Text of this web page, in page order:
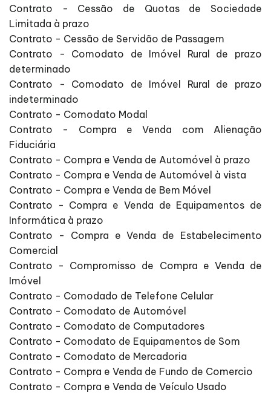
Contrato - Cessão de Quotas de Sociedade
Limitada à prazo
Contrato - Cessão de Servidão de Passagem
Contrato - Comodato de Imóvel Rural de prazo
determinado
Contrato - Comodato de Imóvel Rural de prazo
indeterminado
Contrato - Comodato Modal
Contrato - Compra e Venda com Alienação
Fiduciária
Contrato - Compra e Venda de Automóvel à prazo
Contrato - Compra e Venda de Automóvel à vista
Contrato - Compra e Venda de Bem Móvel
Contrato - Compra e Venda de Equipamentos de
Informática à prazo
Contrato - Compra e Venda de Estabelecimento
Comercial
Contrato - Compromisso de Compra e Venda de
Imóvel
Contrato - Comodado de Telefone Celular
Contrato - Comodato de Automóvel
Contrato - Comodato de Computadores
Contrato - Comodato de Equipamentos de Som
Contrato - Comodato de Mercadoria
Contrato - Compra e Venda de Fundo de Comercio
Contrato - Compra e Venda de Veículo Usado